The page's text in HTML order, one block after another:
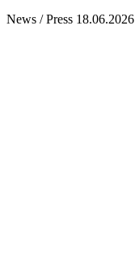
News / Press 18.06.2026